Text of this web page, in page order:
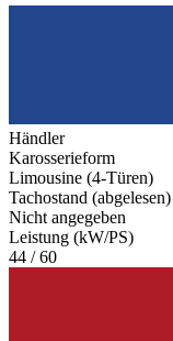
Händler
Karosserieform
Limousine (4-Türen)
Tachostand (abgelesen)
Nicht angegeben
Leistung (kW/PS)
44 / 60